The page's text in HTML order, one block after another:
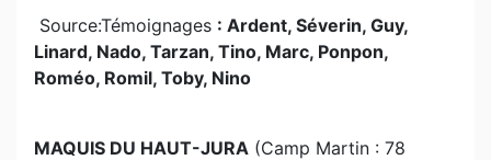
Source:Témoignages : Ardent, Séverin, Guy,
Linard, Nado, Tarzan, Tino, Marc, Ponpon,
Roméo, Romil, Toby, Nino
MAQUIS DU HAUT-JURA (Camp Martin : 78